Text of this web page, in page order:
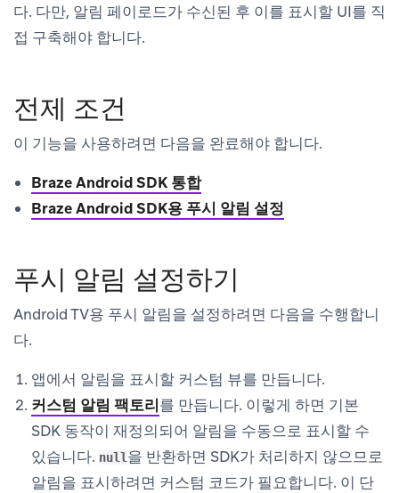
다. 다만, 알림 페이로드가 수신된 후 이를 표시할 UI를 직
접 구축해야 합니다.
전제 조건
이 기능을 사용하려면 다음을 완료해야 합니다.
Braze Android SDK 통합
Braze Android SDK용 푸시 알림 설정
푸시 알림 설정하기
Android TV용 푸시 알림을 설정하려면 다음을 수행합니
다.
앱에서 알림을 표시할 커스텀 뷰를 만듭니다.
커스텀 알림 팩토리를 만듭니다. 이렇게 하면 기본
SDK 동작이 재정의되어 알림을 수동으로 표시할 수
있습니다. null 을 반환하면 SDK가 처리하지 않으므로
알림을 표시하려면 커스텀 코드가 필요합니다. 이 단